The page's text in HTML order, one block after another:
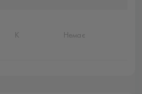
K Немає